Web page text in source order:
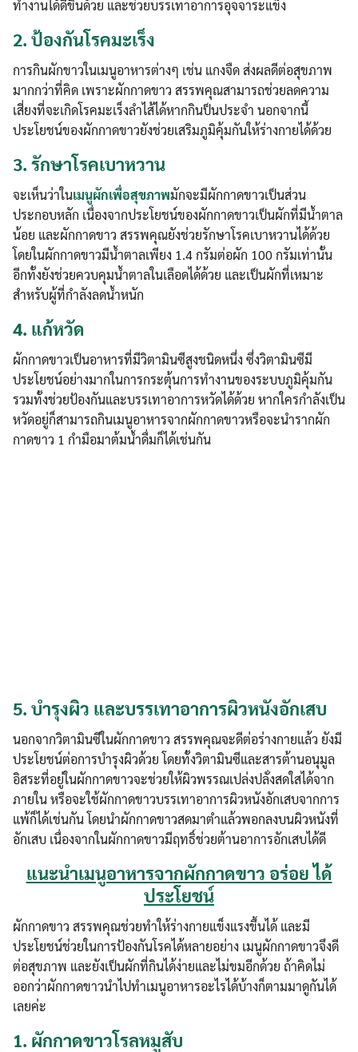
ทำงานได้ดีขึ้นด้วย และช่วยบรรเทาอาการอุจจาระแข็ง
2. ป้องกันโรคมะเร็ง
การกินผักขาวในเมนูอาหารต่างๆ เช่น แกงจืด ส่งผลดีต่อสุขภาพ
มากกว่าที่คิด เพราะผักกาดขาว สรรพคุณสามารถช่วยลดความ
เสี่ยงที่จะเกิดโรคมะเร็งลำไส้ได้หากกินป็นประจำ นอกจากนี้
ประโยชน์ของผักกาดขาวยังช่วยเสริมภูมิคุ้มกันให้ร่างกายได้ด้วย
3. รักษาโรคเบาหวาน
จะเห็นว่าในเมนูผักเพื่อสุขภาพมักจะมีผักกาดขาวเป็นส่วน
ประกอบหลัก เนื่องจากประโยชน์ของผักกาดขาวเป็นผักที่มีน้ำตาล
น้อย และผักกาดขาว สรรพคุณยังช่วยรักษาโรคเบาหวานได้ด้วย
โดยในผักกาดขาวมีน้ำตาลเพียง 1.4 กรัมต่อผัก 100 กรัมเท่านั้น
อีกทั้งยังช่วยควบคุมน้ำตาลในเลือดได้ด้วย และเป็นผักที่เหมาะ
สำหรับผู้ที่กำลังลดน้ำหนัก
4. แก้หวัด
ผักกาดขาวเป็นอาหารที่มีวิตามินซีสูงชนิดหนึ่ง ซึ่งวิตามินซีมี
ประโยชน์อย่างมากในการกระตุ้นการทำงานของระบบภูมิคุ้มกัน
รวมทั้งช่วยป้องกันและบรรเทาอาการหวัดได้ด้วย หากใครกำลังเป็น
หวัดอยู่ก็สามารถกินเมนูอาหารจากผักกาดขาวหรือจะนำรากผัก
กาดขาว 1 กำมือมาต้มน้ำดื่มก็ได้เช่นกัน
5. บำรุงผิว และบรรเทาอาการผิวหนังอักเสบ
นอกจากวิตามินซีในผักกาดขาว สรรพคุณจะดีต่อร่างกายแล้ว ยังมี
ประโยชน์ต่อการบำรุงผิวด้วย โดยทั้งวิตามินซีและสารต้านอนุมูล
อิสระที่อยู่ในผักกาดขาวจะช่วยให้ผิวพรรณเปล่งปลั่งสดใสได้จาก
ภายใน หรือจะใช้ผักกาดขาวบรรเทาอาการผิวหนังอักเสบจากการ
แพ้ก็ได้เช่นกัน โดยนำผักกาดขาวสดมาตำแล้วพอกลงบนผิวหนังที่
อักเสบ เนื่องจากในผักกาดขาวมีฤทธิ์ช่วยต้านอาการอักเสบได้ดี
แนะนำเมนูอาหารจากผักกาดขาว อร่อย ได้
ประโยชน์
ผักกาดขาว สรรพคุณช่วยทำให้ร่างกายแข็งแรงขึ้นได้ และมี
ประโยชน์ช่วยในการป้องกันโรคได้หลายอย่าง เมนูผักกาดขาวจึงดี
ต่อสุขภาพ และยังเป็นผักที่กินได้ง่ายและไม่ขมอีกด้วย ถ้าคิดไม่
ออกว่าผักกาดขาวนำไปทำเมนูอาหารอะไรได้บ้างก็ตามมาดูกันได้
เลยค่ะ
1. ผักกาดขาวโรลหมูสับ